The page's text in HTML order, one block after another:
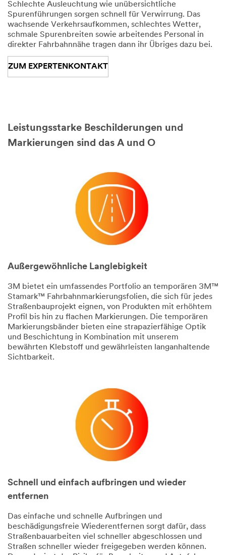
Schlechte Ausleuchtung wie unübersichtliche
Spurenführungen sorgen schnell für Verwirrung. Das
wachsende Verkehrsaufkommen, schlechtes Wetter,
schmale Spurenbreiten sowie arbeitendes Personal in
direkter Fahrbahnnähe tragen dann ihr Übriges dazu bei.
ZUM EXPERTENKONTAKT
Leistungsstarke Beschilderungen und
Markierungen sind das A und O
Außergewöhnliche Langlebigkeit
3M bietet ein umfassendes Portfolio an temporären 3M™
Stamark™ Fahrbahnmarkierungsfolien, die sich für jedes
Straßenbauprojekt eignen, von Produkten mit erhöhtem
Profil bis hin zu flachen Markierungen. Die temporären
Markierungsbänder bieten eine strapazierfähige Optik
und Beschichtung in Kombination mit unserem
bewährten Klebstoff und gewährleisten langanhaltende
Sichtbarkeit.
Schnell und einfach aufbringen und wieder
entfernen
Das einfache und schnelle Aufbringen und
beschädigungsfreie Wiederentfernen sorgt dafür, dass
Straßenbauarbeiten viel schneller abgeschlossen und
Straßen schneller wieder freigegeben werden können.